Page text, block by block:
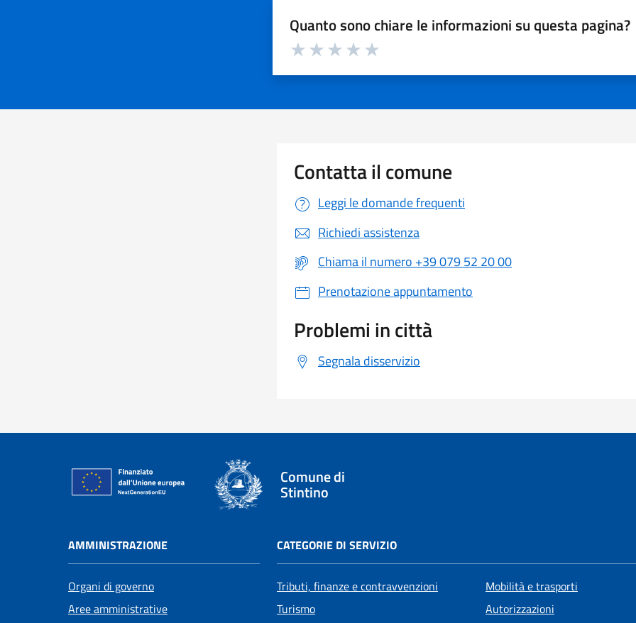
Quanto sono chiare le informazioni su questa pagina?
Valuta da 1 a 5 stelle la pagina
Contatta il comune
Leggi le domande frequenti
Richiedi assistenza
Chiama il numero +39 079 52 20 00
Prenotazione appuntamento
Problemi in città
Segnala disservizio
Comune di
Stintino
AMMINISTRAZIONE
Organi di governo
Aree amministrative
CATEGORIE DI SERVIZIO
Tributi, finanze e contravvenzioni
Turismo
Mobilità e trasporti
Autorizzazioni